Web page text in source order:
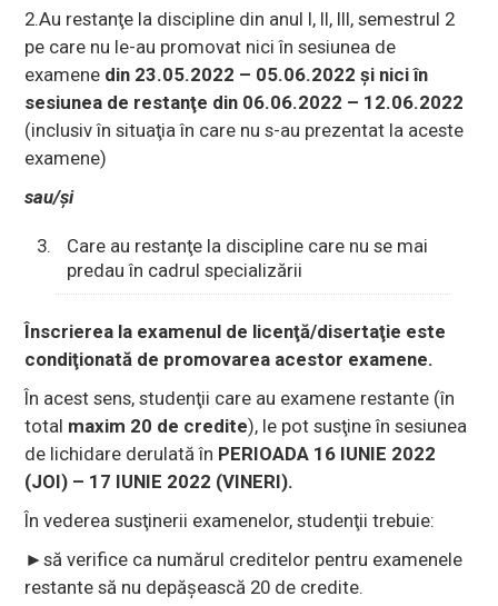
2.Au restanţe la discipline din anul I, II, III, semestrul 2
pe care nu le-au promovat nici în sesiunea de
examene din 23.05.2022 – 05.06.2022 şi nici în
sesiunea de restanţe din 06.06.2022 – 12.06.2022
(inclusiv în situaţia în care nu s-au prezentat la aceste
examene)
sau/şi
Care au restanţe la discipline care nu se mai
predau în cadrul specializării
Înscrierea la examenul de licenţă/disertaţie este
condiţionată de promovarea acestor examene.
În acest sens, studenţii care au examene restante (în
total maxim 20 de credite), le pot susţine în sesiunea
de lichidare derulată în PERIOADA 16 IUNIE 2022
(JOI) – 17 IUNIE 2022 (VINERI).
În vederea susţinerii examenelor, studenţii trebuie:
►să verifice ca numărul creditelor pentru examenele
restante să nu depăşească 20 de credite.